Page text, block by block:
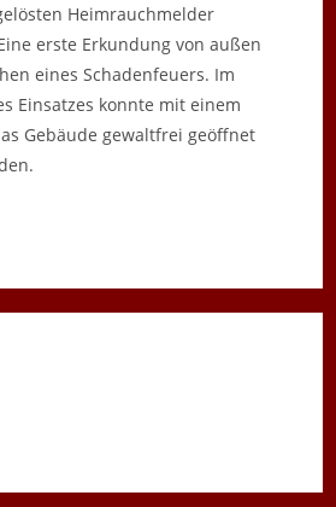
Heimrauchmelder
erste Erkundung von außen
eines Schadenfeuers. Im
Einsatzes konnte mit einem
Gebäude gewaltfrei geöffnet